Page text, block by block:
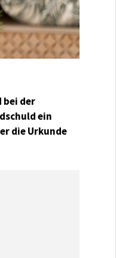
bei der
ein
die Urkunde